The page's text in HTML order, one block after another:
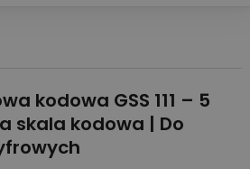
kodowa GSS 111 – 5
skala kodowa | Do